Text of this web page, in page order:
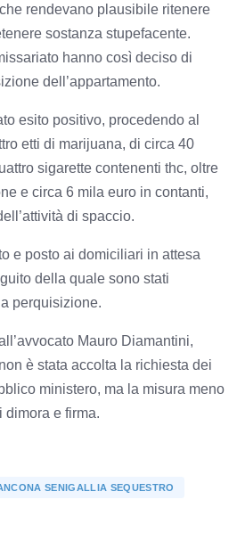
rendevano plausibile ritenere
sostanza stupefacente.
hanno così deciso di
dell’appartamento.
esito positivo, procedendo al
etti di marijuana, di circa 40
sigarette contenenti thc, oltre
e circa 6 mila euro in contanti,
di spaccio.
e posto ai domiciliari in attesa
della quale sono stati
perquisizione.
Mauro Diamantini,
è stata accolta la richiesta dei
ministero, ma la misura meno
dimora e firma.
SENIGALLIA SEQUESTRO